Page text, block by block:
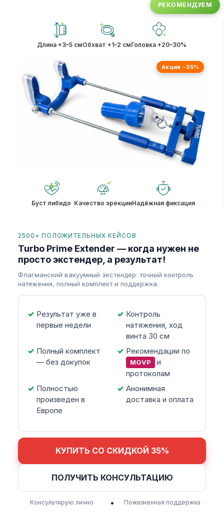
РЕКОМЕНДУЕМ
Длина +3–5 смОбхват +1–2 смГоловка +20–30%
Акция −35%
Буст либидо Качество эрекцииНадёжная фиксация
2500+ ПОЛОЖИТЕЛЬНЫХ КЕЙСОВ
Turbo Prime Extender — когда нужен не
просто экстендер, а результат!
Флагманский вакуумный экстендер: точный контроль
натяжения, полный комплект и поддержка.
Результат уже в
первые недели
Контроль
натяжения, ход
винта 30 см
Полный комплект
— без докупок
Рекомендации по
MGVP
и
протоколам
Полностью
произведен в
Европе
Анонимная
доставка и оплата
КУПИТЬ СО СКИДКОЙ 35%
ПОЛУЧИТЬ КОНСУЛЬТАЦИЮ
Консультирую лично •
Пожизненная поддержка